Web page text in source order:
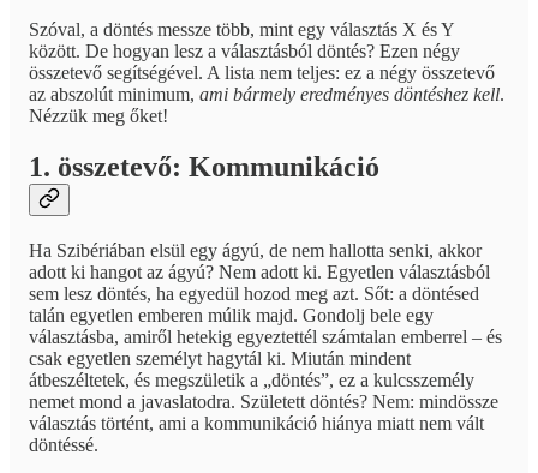
Szóval, a döntés messze több, mint egy választás X és Y
között. De hogyan lesz a választásból döntés? Ezen négy
összetevő segítségével. A lista nem teljes: ez a négy összetevő
az abszolút minimum, ami bármely eredményes döntéshez kell.
Nézzük meg őket!
1. összetevő: Kommunikáció
Ha Szibériában elsül egy ágyú, de nem hallotta senki, akkor
adott ki hangot az ágyú? Nem adott ki. Egyetlen választásból
sem lesz döntés, ha egyedül hozod meg azt. Sőt: a döntésed
talán egyetlen emberen múlik majd. Gondolj bele egy
választásba, amiről hetekig egyeztettél számtalan emberrel – és
csak egyetlen személyt hagytál ki. Miután mindent
átbeszéltetek, és megszületik a „döntés”, ez a kulcsszemély
nemet mond a javaslatodra. Született döntés? Nem: mindössze
választás történt, ami a kommunikáció hiánya miatt nem vált
döntéssé.